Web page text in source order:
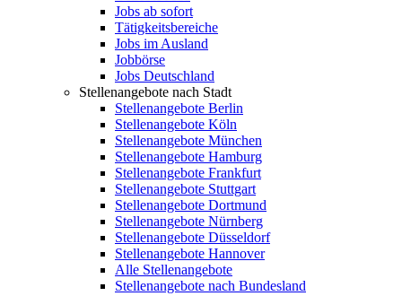
Jobs ab sofort
Tätigkeitsbereiche
Jobs im Ausland
Jobbörse
Jobs Deutschland
Stellenangebote nach Stadt
Stellenangebote Berlin
Stellenangebote Köln
Stellenangebote München
Stellenangebote Hamburg
Stellenangebote Frankfurt
Stellenangebote Stuttgart
Stellenangebote Dortmund
Stellenangebote Nürnberg
Stellenangebote Düsseldorf
Stellenangebote Hannover
Alle Stellenangebote
Stellenangebote nach Bundesland